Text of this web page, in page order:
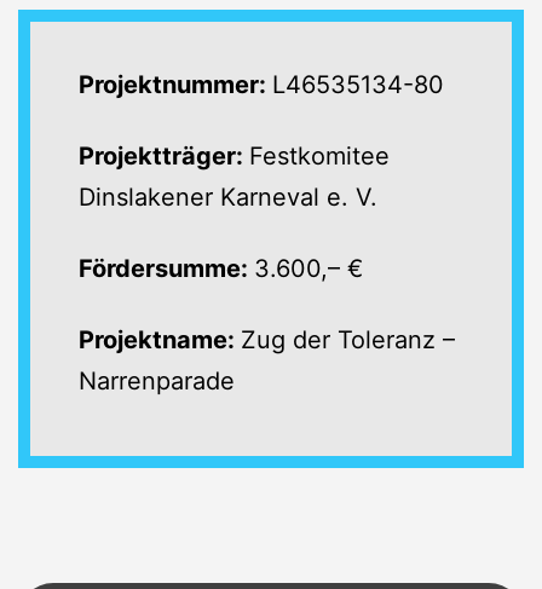
Projektnummer: L46535134-80
Projektträger: Festkomitee
Dinslakener Karneval e. V.
Fördersumme: 3.600,– €
Projektname: Zug der Toleranz –
Narrenparade